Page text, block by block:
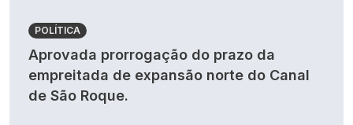
POLÍTICA
Aprovada prorrogação do prazo da
empreitada de expansão norte do Canal
de São Roque.